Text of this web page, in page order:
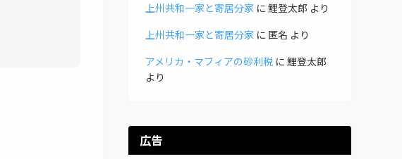
上州共和一家と寄居分家 に 鯉登太郎 より
上州共和一家と寄居分家 に 匿名 より
アメリカ・マフィアの砂利税 に 鯉登太郎
より
広告